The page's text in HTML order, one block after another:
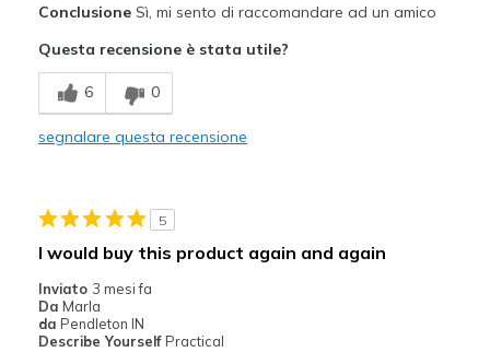
Breathe Well
Comfortable
Going Out
ConclusioneSì, mi sento di raccomandare ad un amico
Questa recensione è stata utile?
6 0
segnalare questa recensione
5
I would buy this product again and again
Inviato 3 mesi fa
Da Marla
da Pendleton IN
Describe Yourself Practical